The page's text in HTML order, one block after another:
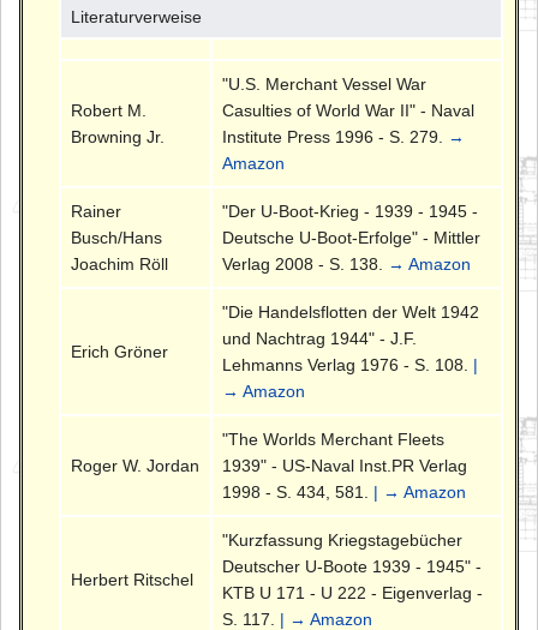
Literaturverweise
Robert M.
Browning Jr.
"U.S. Merchant Vessel War
Casulties of World War II" - Naval
Institute Press 1996 - S. 279.
→
Amazon
Rainer
Busch/Hans
Joachim Röll
"Der U-Boot-Krieg - 1939 - 1945 -
Deutsche U-Boot-Erfolge" - Mittler
Verlag 2008 - S. 138.
→ Amazon
Erich Gröner
"Die Handelsflotten der Welt 1942
und Nachtrag 1944" - J.F.
Lehmanns Verlag 1976 - S. 108. |
→ Amazon
Roger W. Jordan
"The Worlds Merchant Fleets
1939" - US-Naval Inst.PR Verlag
1998 - S. 434, 581. | → Amazon
Herbert Ritschel
"Kurzfassung Kriegstagebücher
Deutscher U-Boote 1939 - 1945" -
KTB U 171 - U 222 - Eigenverlag -
S. 117. | → Amazon